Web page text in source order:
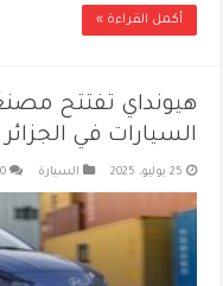
أكمل القراءة »
هيونداي تفتتح
السيارات في الجزائر
25 يوليو، 2025 السيارة 0